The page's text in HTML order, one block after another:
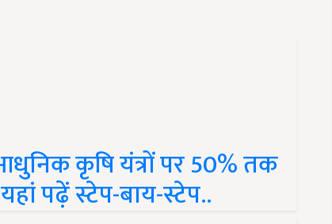
कृषि यंत्रों पर 50% तक
पढ़ें स्टेप-बाय-स्टेप..